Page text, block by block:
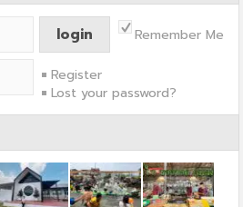
Remember Me
Register
Lost your password?